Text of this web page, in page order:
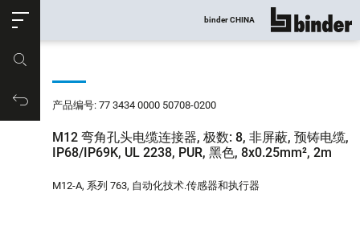
购物车
binder CHINA 显示所有
产品编号: 77 3434 0000 50708-0200
M12 弯角孔头电缆连接器, 极数: 8, 非屏蔽, 预铸电缆,
IP68/IP69K, UL 2238, PUR, 黑色, 8x0.25mm², 2m
M12-A, 系列 763, 自动化技术.传感器和执行器